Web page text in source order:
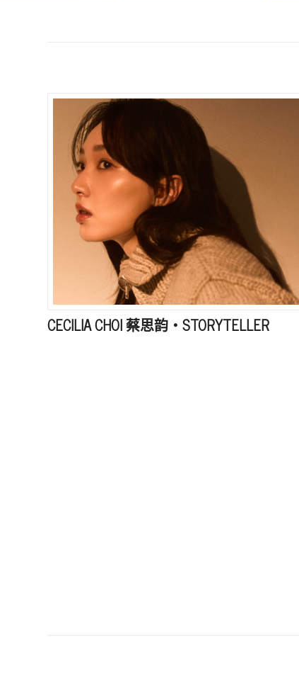
CECILIA CHOI 蔡思韵・STORYTELLER